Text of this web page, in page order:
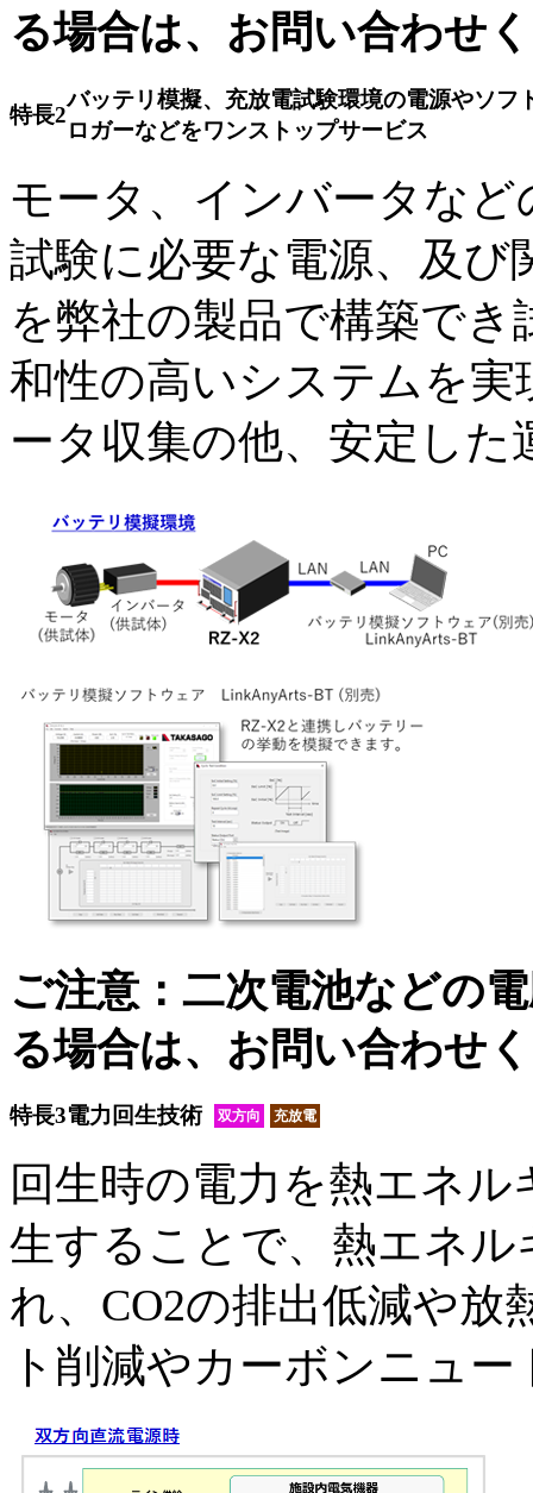
る場合は、お問い合わせ
特長2
バッテリ模擬、充放電試験環境の電源やソフ
ロガーなどをワンストップサービス
モータ、インバータな
試験に必要な電源、及
を弊社の製品で構築で
和性の高いシステムを
ータ収集の他、安定し
ご注意：二次電池などの
る場合は、お問い合わせ
特長3電力回生技術 双方向 充放電
回生時の電力を熱エネ
生することで、熱エネ
れ、CO2の排出低減や放
ト削減やカーボンニュ